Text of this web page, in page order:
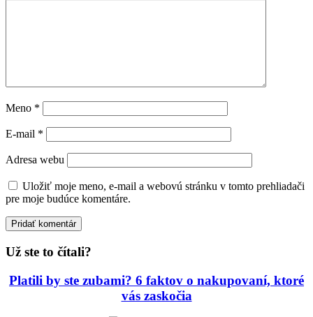
Meno *
E-mail *
Adresa webu
Uložiť moje meno, e-mail a webovú stránku v tomto prehliadači
pre moje budúce komentáre.
Už ste to čítali?
Platili by ste zubami? 6 faktov o nakupovaní, ktoré
vás zaskočia